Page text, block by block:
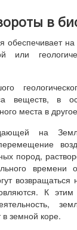
в
обеспечивает
или
веществ, в
места в
на
пород,
времени
К
в земной коре.